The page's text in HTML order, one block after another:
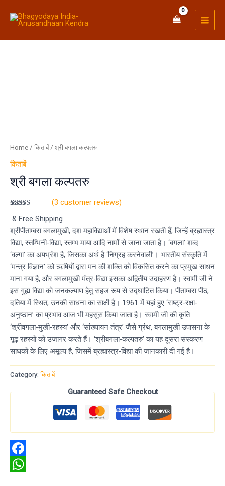
Home/ किताबें/ श्री बगला कल्पतरु
किताबें
श्री बगला कल्पतरु
out of 5
based on
customer
ratings
(3 customer reviews)
& Free Shipping
श्रीपीताम्बरा बगलामुखी, दश महाविद्याओं में विशेष स्थान रखती हैं, जिन्हें ब्रह्मास्त्र
विद्या, स्तम्भिनी-विद्या, स्तम्भ माया आदि नामों से जाना जाता है। ‘बगला’ शब्द
‘वल्गा’ का अपभ्रंश है, जिसका अर्थ है ‘निग्रह करनेवाली’। भारतीय संस्कृति में
‘मन्त्र विज्ञान’ को ऋषियों द्वारा मन की शक्ति को विकसित करने का प्रमुख साधन
माना गया है, और बगलामुखी मंत्र-विद्या इसका अद्वितीय उदाहरण है। स्वामी जी ने
इस गुह्य विद्या को जनकल्याण हेतु सहज रूप से उद्घाटित किया। पीताम्बरा पीठ,
दतिया में स्थित, उनकी साधना का साक्षी है। 1961 में यहां हुए ‘राष्ट्र-रक्षा-
अनुष्ठान’ का प्रभाव आज भी महसूस किया जाता है। स्वामी जी की कृति
‘श्रीवगला-मुखी-रहस्य’ और ‘सांख्यायन तंत्र’ जैसे ग्रंथ, बगलामुखी उपासना के
गूढ़ रहस्यों को उजागर करते हैं। ‘श्रीबगला-कल्पतरु’ का यह दूसरा संस्करण
साधकों के लिए अमूल्य है, जिसमें ब्रह्मास्त्र-विद्या की जानकारी दी गई है।
Category:किताबें
Guaranteed Safe Checkout
Facebook